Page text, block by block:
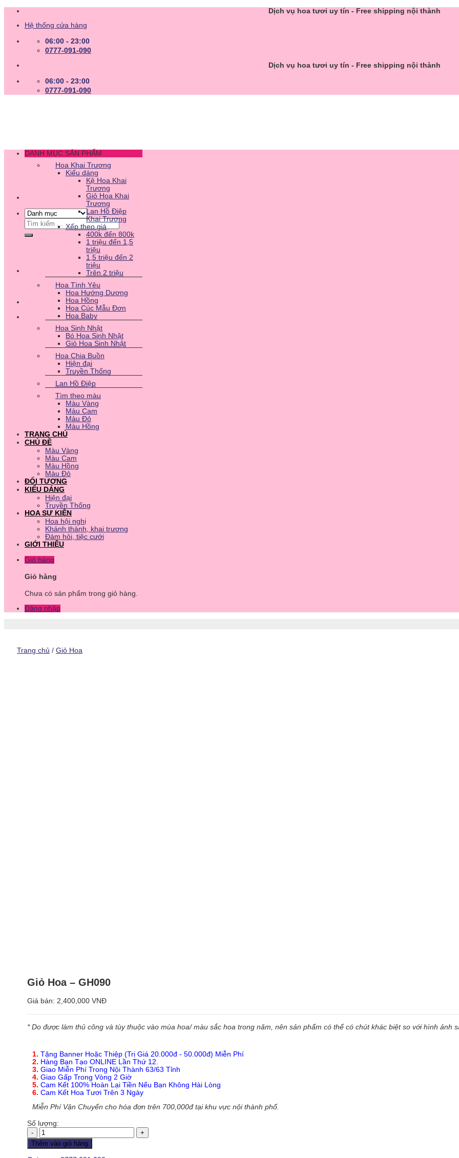
Skip
content
Dịch vụ hoa tươi uy tín - Free shipping nội thành
Hệ thống cửa hàng
06:00 - 23:00
0777-091-090
Dịch vụ hoa tươi uy tín - Free shipping nội thành
06:00 - 23:00
0777-091-090
Tìm
kiếm:
DANH MỤC SẢN PHẨM
Hoa Khai Trương
Kiểu dáng
Kệ Hoa Khai
Trương
Giỏ Hoa Khai
Trương
Lan Hồ Điệp
Khai Trương
Xếp theo giá
400k đến 800k
1 triệu đến 1,5
triệu
1,5 triệu đến 2
triệu
Trên 2 triệu
Hoa Tình Yêu
Hoa Hướng Dương
Hoa Hồng
Hoa Cúc Mẫu Đơn
Hoa Baby
Hoa Sinh Nhật
Bó Hoa Sinh Nhật
Giỏ Hoa Sinh Nhật
Hoa Chia Buồn
Hiện đại
Truyền Thống
Lan Hồ Điệp
Tìm theo màu
Màu Vàng
Màu Cam
Màu Đỏ
Màu Hồng
TRANG CHỦ
CHỦ ĐỀ
Màu Vàng
Màu Cam
Màu Hồng
Màu Đỏ
ĐỐI TƯỢNG
KIỂU DÁNG
Hiện đại
Truyền Thống
HOA SỰ KIỆN
Hoa hội nghị
Khánh thành, khai trương
Đám hỏi, tiệc cưới
GIỚI THIỆU
Giỏ hàng
Giỏ hàng
Chưa có sản phẩm trong giỏ hàng.
Đăng nhập
Trang chủ / Giỏ Hoa
Giỏ Hoa – GH090
Giá bán: 2,400,000 VNĐ
* Do được làm thủ công và tùy thuộc vào mùa hoa/ màu sắc hoa trong năm, nên sản phẩm có thể có chút khác biệt so với hình ảnh
1. Tặng Banner Hoặc Thiệp (Trị Giá 20.000đ - 50.000đ) Miễn Phí
2. Hàng Bạn Tạo ONLINE Lần Thứ 12.
3. Giao Miễn Phí Trong Nội Thành 63/63 Tỉnh
4. Giao Gấp Trong Vòng 2 Giờ
5. Cam Kết 100% Hoàn Lại Tiền Nếu Bạn Không Hài Lòng
6. Cam Kết Hoa Tươi Trên 3 Ngày
Miễn Phí Vận Chuyển cho hóa đơn trên 700,000đ tại khu vực nội thành phố.
Số lượng:
Giỏ
Hoa
-
Thêm vào giỏ hàng